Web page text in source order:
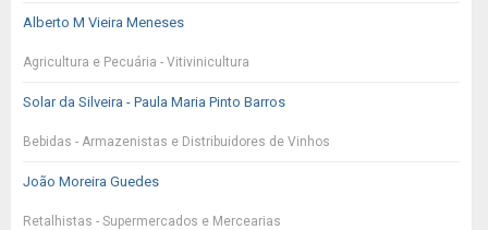
Alberto M Vieira Meneses
Agricultura e Pecuária - Vitivinicultura
Solar da Silveira - Paula Maria Pinto Barros
Bebidas - Armazenistas e Distribuidores de Vinhos
João Moreira Guedes
Retalhistas - Supermercados e Mercearias